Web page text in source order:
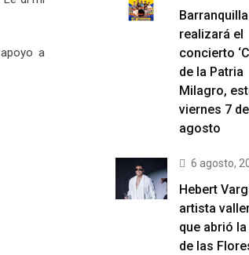
a
Barranquilla
realizará el
concierto
de la Patria
Milagro,
viernes 7 de
agosto
6 agosto,
Hebert
artista
que abrió la
de las